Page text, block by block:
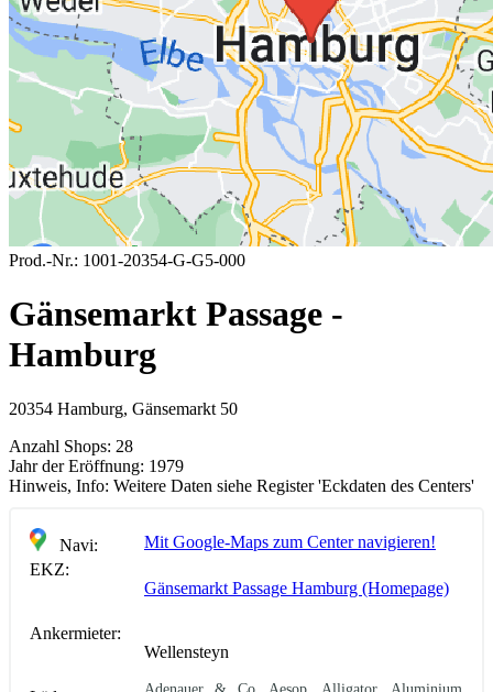
Prod.-Nr.: 1001-20354-G-G5-000
Gänsemarkt Passage -
Hamburg
20354 Hamburg, Gänsemarkt 50
Anzahl Shops: 28
Jahr der Eröffnung: 1979
Hinweis, Info: Weitere Daten siehe Register 'Eckdaten des Centers'
Navi:
Mit Google-Maps zum Center navigieren!
EKZ:
Gänsemarkt Passage Hamburg (Homepage)
Ankermieter:
Wellensteyn